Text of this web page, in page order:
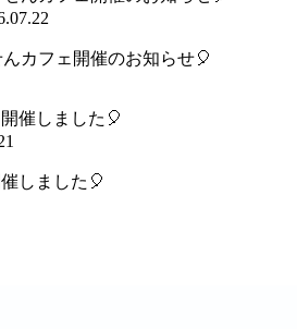
カフェ開催のお知らせ🎈
しました🎈